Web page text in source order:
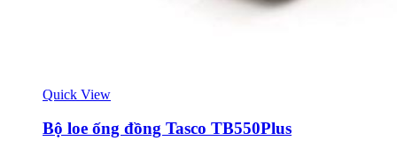
Quick View
Bộ loe ống đồng Tasco TB550Plus